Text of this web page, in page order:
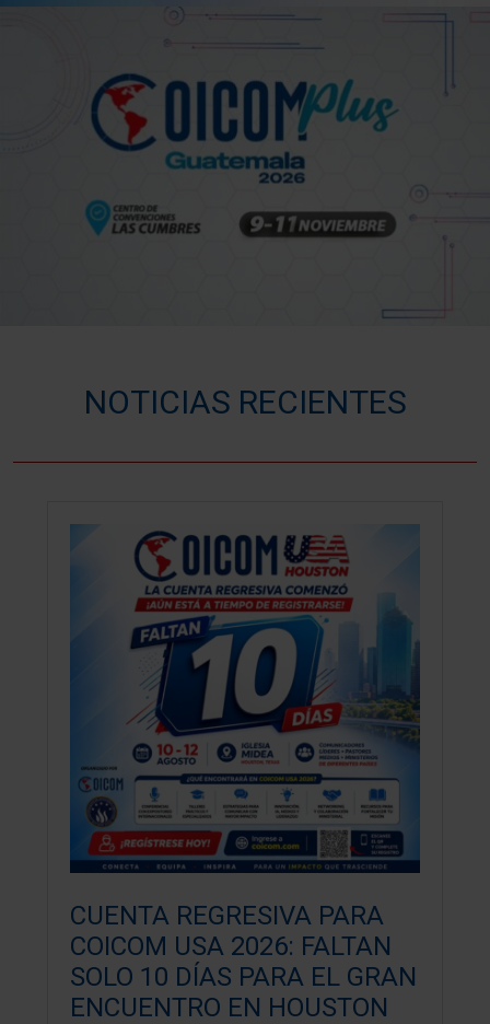
NOTICIAS RECIENTES
CUENTA REGRESIVA PARA
COICOM USA 2026: FALTAN
SOLO 10 DÍAS PARA EL GRAN
ENCUENTRO EN HOUSTON